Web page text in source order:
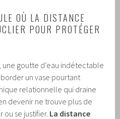
OÙ LA DISTANCE
POUR PROTÉGER
une goutte d’eau indétectable
un vase pourtant
relationnelle qui draine
devenir ne trouve plus de
se justifier. La distance